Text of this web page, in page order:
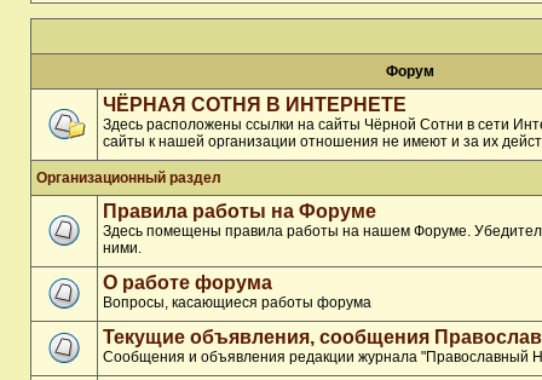
Форум
ЧЁРНАЯ СОТНЯ В ИНТЕРНЕТЕ
Здесь расположены ссылки на сайты Чёрной Сотни в сети
сайты к нашей организации отношения не имеют и за их
Организационный раздел
Правила работы на Форуме
Здесь помещены правила работы на нашем Форуме.
ними.
О работе форума
Вопросы, касающиеся работы форума
Текущие объявления, сообщения
Сообщения и объявления редакции журнала "Православный